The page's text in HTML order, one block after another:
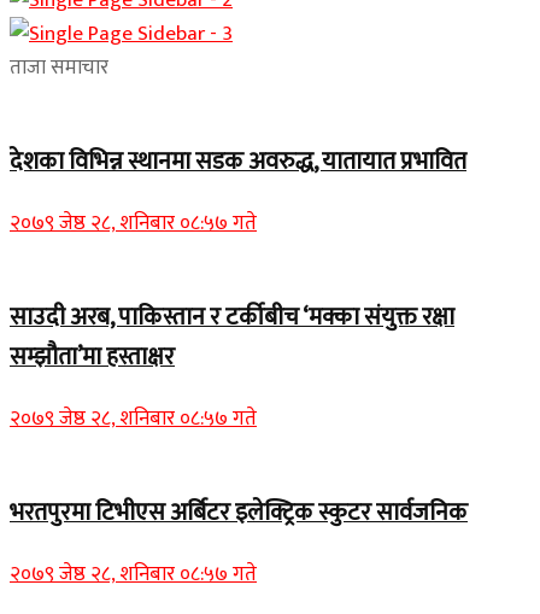
ताजा समाचार
देशका विभिन्न स्थानमा सडक अवरुद्ध, यातायात प्रभावित
२०७९ जेष्ठ २८, शनिबार ०८:५७ गते
साउदी अरब, पाकिस्तान र टर्कीबीच ‘मक्का संयुक्त रक्षा
सम्झौता’मा हस्ताक्षर
२०७९ जेष्ठ २८, शनिबार ०८:५७ गते
भरतपुरमा टिभीएस अर्बिटर इलेक्ट्रिक स्कुटर सार्वजनिक
२०७९ जेष्ठ २८, शनिबार ०८:५७ गते